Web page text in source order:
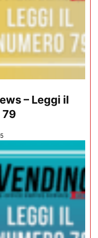
– Leggi il
79